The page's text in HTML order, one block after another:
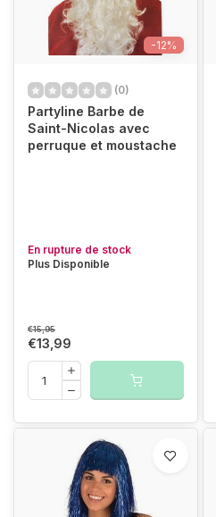
-12%
(0)
Partyline Barbe de
Saint-Nicolas avec
perruque et moustache
En rupture de stock
Plus Disponible
€15,95
€13,99